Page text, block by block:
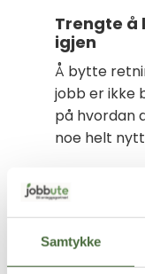
Samtykke
Trengte å
igjen
Å bytte
jobb er ikke
på hvordan
noe helt
vært god i
skummelt å
Men det tok
dette faktisk